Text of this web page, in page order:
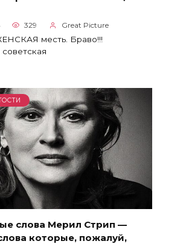
329 Great Picture
месть. Браво!!!
слова Мерил Стрип —
которые, пожалуй,